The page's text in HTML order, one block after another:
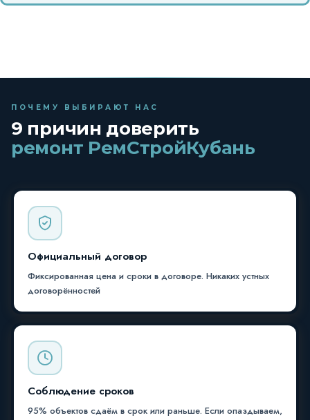
ПОЧЕМУ ВЫБИРАЮТ НАС
9 причин доверить
ремонт РемСтройКубань
Официальный договор
Фиксированная цена и сроки в договоре. Никаких устных
договорённостей
Соблюдение сроков
95% объектов сдаём в срок или раньше. Если опаздываем,